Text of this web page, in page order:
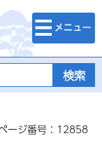
検索・メニュ
ー
ージ番号：12858